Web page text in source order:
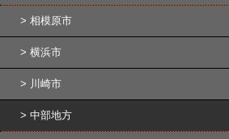
相模原市
横浜市
川崎市
中部地方